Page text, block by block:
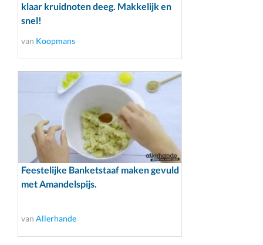
klaar kruidnoten deeg. Makkelijk en
snel!
van Koopmans
Feestelijke Banketstaaf maken gevuld
met Amandelspijs.
van Allerhande